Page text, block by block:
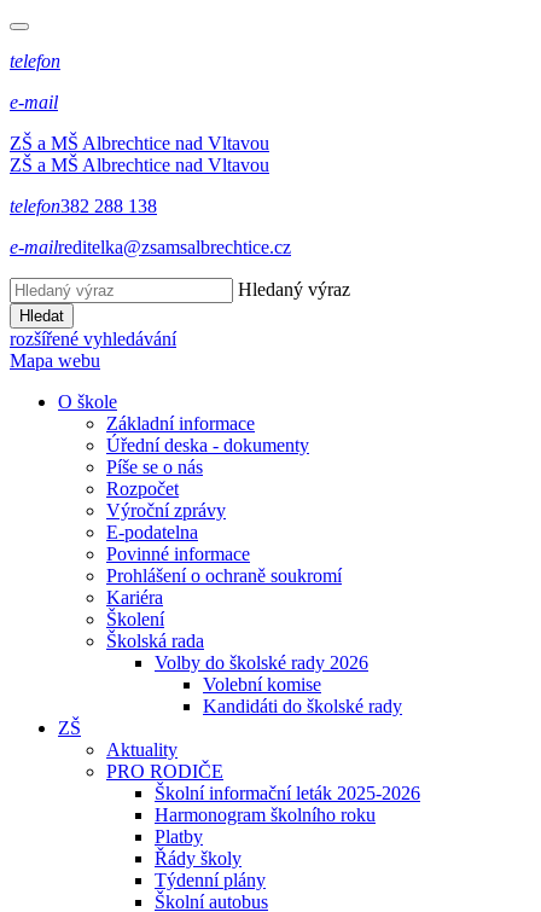
telefon
e-mail
ZŠ a MŠ Albrechtice nad Vltavou
ZŠ a MŠ Albrechtice nad Vltavou
telefon382 288 138
e-mailreditelka@zsamsalbrechtice.cz
Hledaný výraz
Hledat
rozšířené vyhledávání
Mapa webu
O škole
Základní informace
Úřední deska - dokumenty
Píše se o nás
Rozpočet
Výroční zprávy
E-podatelna
Povinné informace
Prohlášení o ochraně soukromí
Kariéra
Školení
Školská rada
Volby do školské rady 2026
Volební komise
Kandidáti do školské rady
ZŠ
Aktuality
PRO RODIČE
Školní informační leták 2025-2026
Harmonogram školního roku
Platby
Řády školy
Týdenní plány
Školní autobus